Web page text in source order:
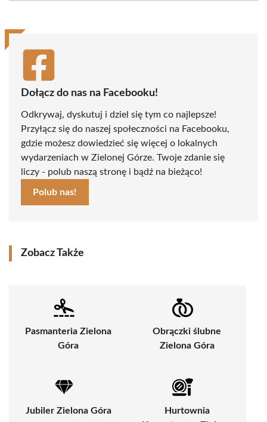
(Twitter)
Dołącz do nas na Facebooku!
Odkrywaj, dyskutuj i dziel się tym co najlepsze!
Przyłącz się do naszej społeczności na Facebooku,
gdzie możesz dowiedzieć się więcej o lokalnych
wydarzeniach w Zielonej Górze. Twoje zdanie się
liczy - polub naszą stronę i bądź na bieżąco!
Polub nas!
Zobacz Także
Pasmanteria Zielona
Góra
Obrączki ślubne
Zielona Góra
Jubiler Zielona Góra
Hurtownia